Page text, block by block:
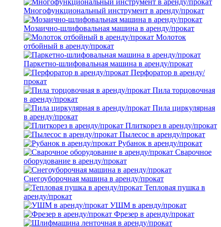
Многофункциональный инструмент в аренду/прокат
Мозаично-шлифовальная машина в аренду/прокат
Молоток
отбойный в аренду/прокат
Паркетно-шлифовальная машина в аренду/прокат
Перфоратор в аренду/
прокат
Пила торцовочная
в аренду/прокат
Пила циркулярная
в аренду/прокат
Плиткорез в аренду/прокат
Пылесос в аренду/прокат
Рубанок в аренду/прокат
Сварочное
оборудование в аренду/прокат
Снегоуборочная машина в аренду/прокат
Тепловая пушка в
аренду/прокат
УШМ в аренду/прокат
Фрезер в аренду/прокат